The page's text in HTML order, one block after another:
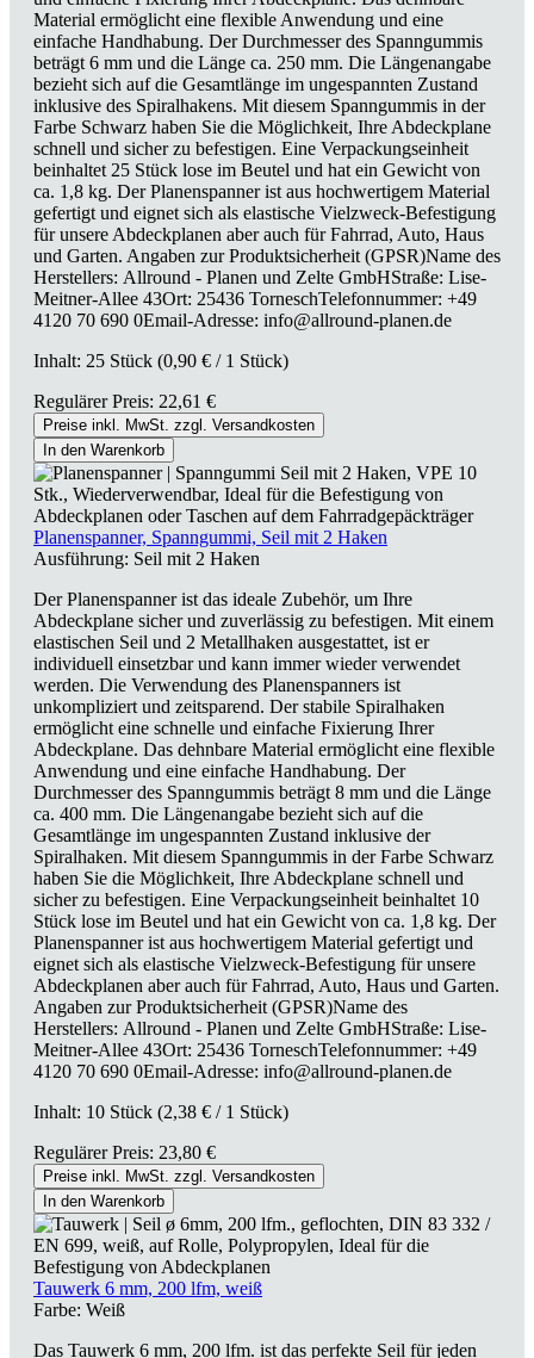
Material ermöglicht eine flexible Anwendung und eine
einfache Handhabung. Der Durchmesser des Spanngummis
beträgt 6 mm und die Länge ca. 250 mm. Die Längenangabe
bezieht sich auf die Gesamtlänge im ungespannten Zustand
inklusive des Spiralhakens. Mit diesem Spanngummis in der
Farbe Schwarz haben Sie die Möglichkeit, Ihre Abdeckplane
schnell und sicher zu befestigen. Eine Verpackungseinheit
beinhaltet 25 Stück lose im Beutel und hat ein Gewicht von
ca. 1,8 kg. Der Planenspanner ist aus hochwertigem Material
gefertigt und eignet sich als elastische Vielzweck-Befestigung
für unsere Abdeckplanen aber auch für Fahrrad, Auto, Haus
und Garten. Angaben zur Produktsicherheit (GPSR)Name des
Herstellers: Allround - Planen und Zelte GmbHStraße: Lise-
Meitner-Allee 43Ort: 25436 TorneschTelefonnummer: +49
4120 70 690 0Email-Adresse: info@allround-planen.de
Inhalt: 25 Stück (0,90 € / 1 Stück)
Regulärer Preis: 22,61 €
Preise inkl. MwSt. zzgl. Versandkosten
In den Warenkorb
Planenspanner, Spanngummi, Seil mit 2 Haken
Ausführung: Seil mit 2 Haken
Der Planenspanner ist das ideale Zubehör, um Ihre
Abdeckplane sicher und zuverlässig zu befestigen. Mit einem
elastischen Seil und 2 Metallhaken ausgestattet, ist er
individuell einsetzbar und kann immer wieder verwendet
werden. Die Verwendung des Planenspanners ist
unkompliziert und zeitsparend. Der stabile Spiralhaken
ermöglicht eine schnelle und einfache Fixierung Ihrer
Abdeckplane. Das dehnbare Material ermöglicht eine flexible
Anwendung und eine einfache Handhabung. Der
Durchmesser des Spanngummis beträgt 8 mm und die Länge
ca. 400 mm. Die Längenangabe bezieht sich auf die
Gesamtlänge im ungespannten Zustand inklusive der
Spiralhaken. Mit diesem Spanngummis in der Farbe Schwarz
haben Sie die Möglichkeit, Ihre Abdeckplane schnell und
sicher zu befestigen. Eine Verpackungseinheit beinhaltet 10
Stück lose im Beutel und hat ein Gewicht von ca. 1,8 kg. Der
Planenspanner ist aus hochwertigem Material gefertigt und
eignet sich als elastische Vielzweck-Befestigung für unsere
Abdeckplanen aber auch für Fahrrad, Auto, Haus und Garten.
Angaben zur Produktsicherheit (GPSR)Name des
Herstellers: Allround - Planen und Zelte GmbHStraße: Lise-
Meitner-Allee 43Ort: 25436 TorneschTelefonnummer: +49
4120 70 690 0Email-Adresse: info@allround-planen.de
Inhalt: 10 Stück (2,38 € / 1 Stück)
Regulärer Preis: 23,80 €
Preise inkl. MwSt. zzgl. Versandkosten
In den Warenkorb
Tauwerk 6 mm, 200 lfm, weiß
Farbe: Weiß
Das Tauwerk 6 mm, 200 lfm. ist das perfekte Seil für jeden